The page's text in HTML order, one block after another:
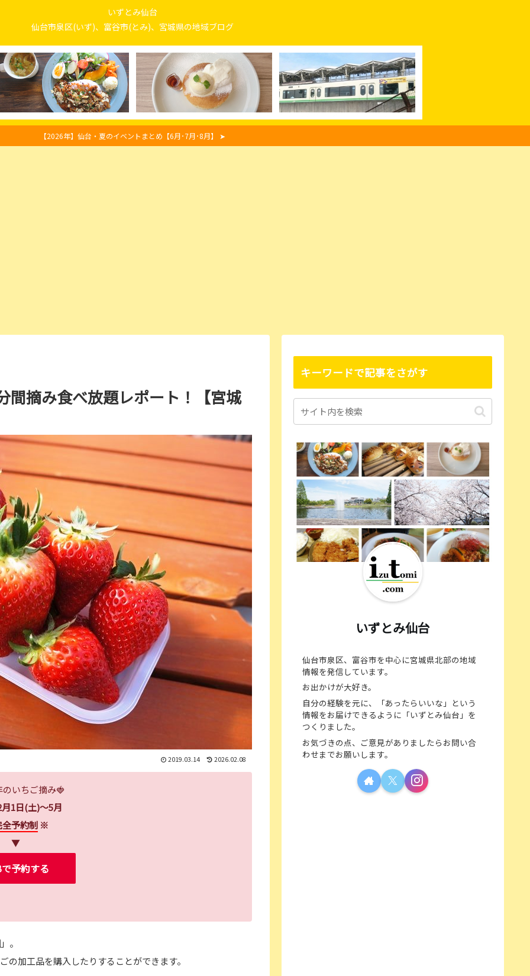
いずとみ仙台
仙台市泉区(いず)、富谷市(とみ)、宮城県の地域ブログ
【2026年】仙台・夏のイベントまとめ【6月･7月･8月】 ➤
間摘み食べ放題レポート！【宮城
2019.03.14 2026.02.08
のいちご摘み🍓
1日(土)～5月
予約制※
▼
予約する
」。
加工品を購入したりすることができます。
キーワードで記事をさがす
いずとみ仙台
仙台市泉区、富谷市を中心に宮城県北部の地域
情報を発信しています。
お出かけが大好き。
自分の経験を元に、「あったらいいな」という
情報をお届けできるように「いずとみ仙台」を
つくりました。
お気づきの点、ご意見がありましたらお問い合
わせまでお願いします。